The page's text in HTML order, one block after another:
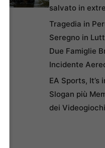
salvato in
Tragedia in
Seregno in
Due Famiglie
Incidente
EA Sports, It’s
Slogan più
dei Videogiochi